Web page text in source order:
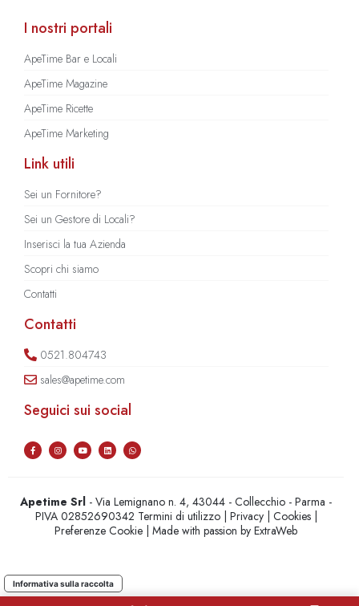
I nostri portali
ApeTime Bar e Locali
ApeTime Magazine
ApeTime Ricette
ApeTime Marketing
Link utili
Sei un Fornitore?
Sei un Gestore di Locali?
Inserisci la tua Azienda
Scopri chi siamo
Contatti
Contatti
0521.804743
sales@apetime.com
Seguici sui social
Apetime Srl - Via Lemignano n. 4, 43044 - Collecchio - Parma -
PIVA 02852690342 Termini di utilizzo| Privacy| Cookies|
Preferenze Cookie | Made with passion byExtraWeb
Informativa sulla raccolta